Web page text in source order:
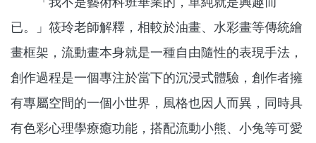
已。」筱玲老師解釋，相較於油畫、水彩畫等傳統繪
畫框架，流動畫本身就是一種自由隨性的表現手法，
創作過程是一個專注於當下的沉浸式體驗，創作者擁
有專屬空間的一個小世界，風格也因人而異，同時具
有色彩心理學療癒功能，搭配流動小熊、小兔等可愛